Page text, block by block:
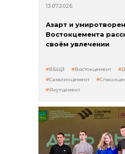
13.07.2026
Азарт и
Востокцемента
своём увлечении
ВБЩЗ Востокцемент
Сахалинцемент
Якутцемент